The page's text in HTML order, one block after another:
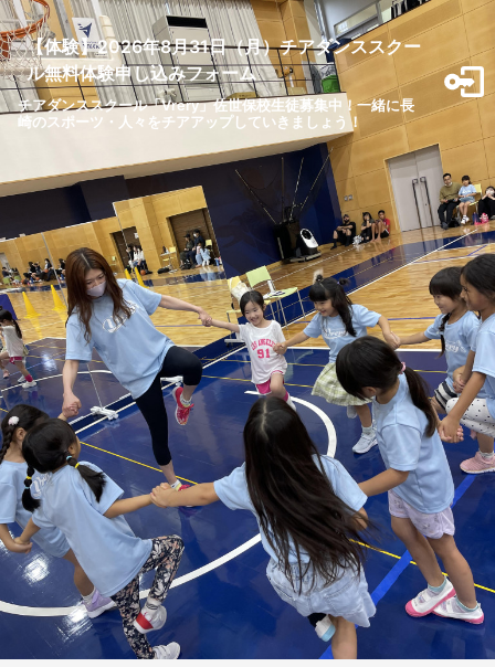
【体験】2026年8月31日（月）チアダンススクー
ル無料体験申し込みフォーム
チアダンススクール「Vrery」佐世保校生徒募集中！一緒に長
崎のスポーツ・人々をチアアップしていきましょう！